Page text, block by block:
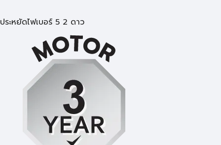
ประหยัดไฟเบอร์ 5 2 ดาว